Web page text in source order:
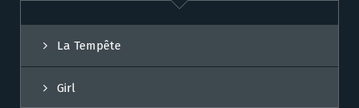
La Tempête
Girl